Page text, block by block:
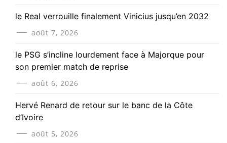
le Real verrouille finalement Vinicius jusqu’en 2032
août 7, 2026
le PSG s’incline lourdement face à Majorque pour
son premier match de reprise
août 6, 2026
Hervé Renard de retour sur le banc de la Côte
d’Ivoire
août 5, 2026